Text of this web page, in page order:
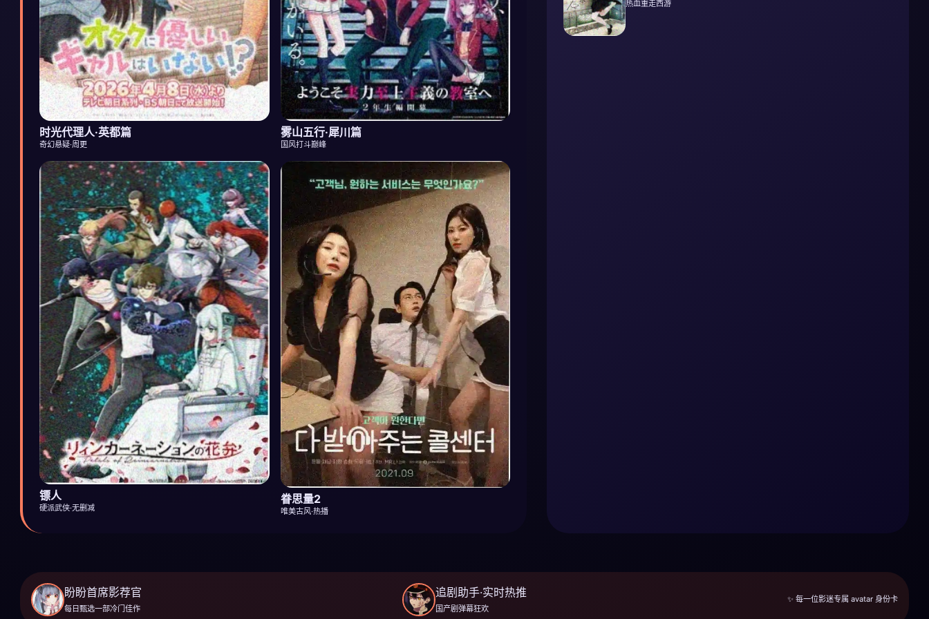
时光代理人·英都篇
奇幻悬疑·周更
雾山五行·犀川篇
国风打斗巅峰
镖人
硬派武侠·无删减
眷思量2
唯美古风·热播
热血重走西游
盼盼首席影荐官
每日甄选一部冷门佳作
追剧助手·实时热推
国产剧弹幕狂欢
✨ 每一位影迷专属 avatar 身份卡